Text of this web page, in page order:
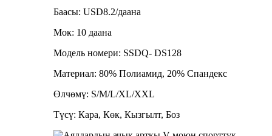
Баасы: USD8.2/даана
Мок: 10 даана
Модель номери: SSDQ- DS128
Материал: 80% Полиамид, 20% Спандекс
Өлчөмү: S/M/L/XL/XXL
Түсү: Кара, Көк, Кызгылт, Боз